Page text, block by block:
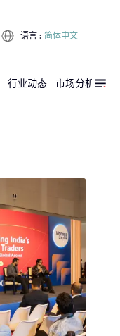
行业动态 市场分析
语言 : 简体中文